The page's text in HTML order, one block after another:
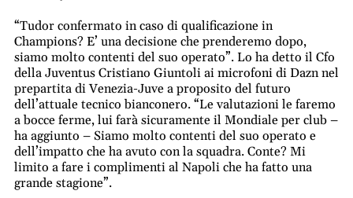
“Tudor confermato in caso di qualificazione in
Champions? E’ una decisione che prenderemo dopo,
siamo molto contenti del suo operato”. Lo ha detto il Cfo
della Juventus Cristiano Giuntoli ai microfoni di Dazn nel
prepartita di Venezia-Juve a proposito del futuro
dell’attuale tecnico bianconero. “Le valutazioni le faremo
a bocce ferme, lui farà sicuramente il Mondiale per club –
ha aggiunto – Siamo molto contenti del suo operato e
dell’impatto che ha avuto con la squadra. Conte? Mi
limito a fare i complimenti al Napoli che ha fatto una
grande stagione”.